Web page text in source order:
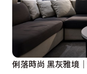
原有銷售平面缺點：
a、空間使用效率較
面積小約3.9坪)少了
俐落時尚 黑灰雅境